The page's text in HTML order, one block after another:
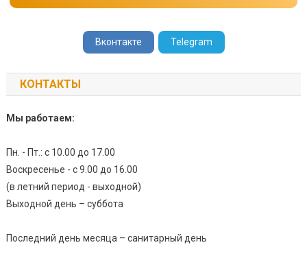
Вконтакте Telegram
КОНТАКТЫ
Мы работаем:
Пн. - Пт.: с 10.00 до 17.00
Воскресенье - с 9.00 до 16.00
(в летний период - выходной)
Выходной день – суббота
Последний день месяца – санитарный день